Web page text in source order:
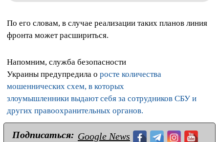
По его словам, в случае реализации таких планов линия
фронта может расшириться.
Напомним, служба безопасности
Украины предупредила о росте количества
мошеннических схем, в которых
злоумышленники выдают себя за сотрудников СБУ и
других правоохранительных органов.
Подписаться: Google News